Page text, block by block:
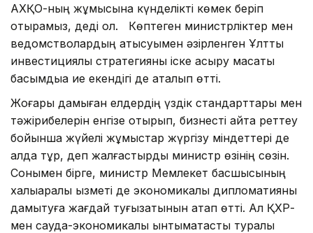
АХҚО-ның жұмысына күнделікті көмек беріп
отырамыз, деді ол. Көптеген министрліктер мен
ведомстволардың қатысуымен әзірленген Ұлттық
инвестициялық страте­гияны іске асыру мақсаты
басым­дыққа ие екендігі де аталып өтті.
Жоғары дамы­ған елдердің үздік стандарттары мен
тәжірибелерін енгізе отырып, биз­несті қайта реттеу
бойынша жүйелі жұмыстар жүргізу міндеттері де
алда тұр, деп жалғастырды министр өзінің сөзін.
Сонымен бірге, министр Мем­лекет басшысының
халықаралық қыз­меті де экономикалық дипло­ма­тия­ны
дамытуға жағдай туғызаты­нын атап өтті. Ал ҚХР-
мен сауда-эко­­номикалық ынтымақтастық тура­лы